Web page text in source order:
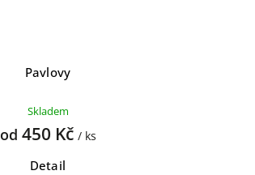
Pavlovy
Skladem
od 450 Kč / ks
Detail